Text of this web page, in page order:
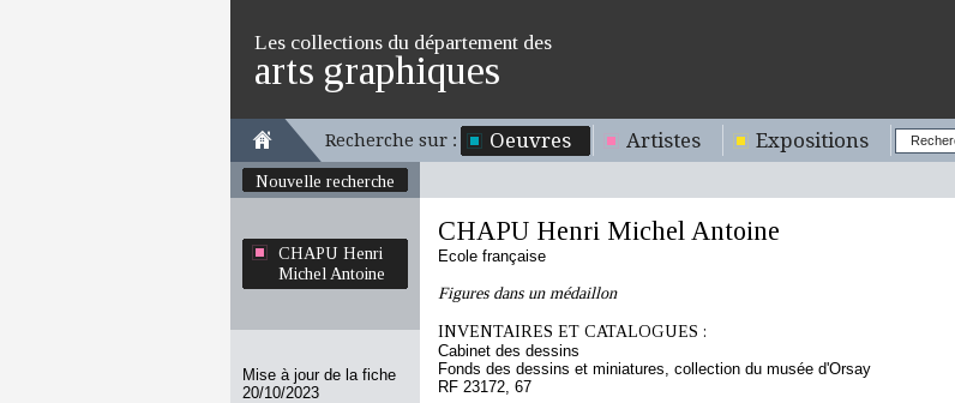
Les collections du département des
arts graphiques
Recherche sur : Oeuvres Artistes Expositions
Nouvelle recherche
CHAPU Henri
Michel Antoine
Mise à jour de la fiche
20/10/2023
CHAPU Henri Michel Antoine
Ecole française
Figures dans un médaillon
INVENTAIRES ET CATALOGUES :
Cabinet des dessins
Fonds des dessins et miniatures, collection du musée d'Orsay
RF 23172, 67